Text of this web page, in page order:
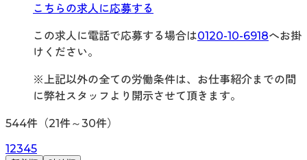
こちらの求人に応募する
この求人に電話で応募する場合は0120-10-6918へお掛
けください。
※上記以外の全ての労働条件は、お仕事紹介までの間
に弊社スタッフより開示させて頂きます。
544件（21件～30件）
12345